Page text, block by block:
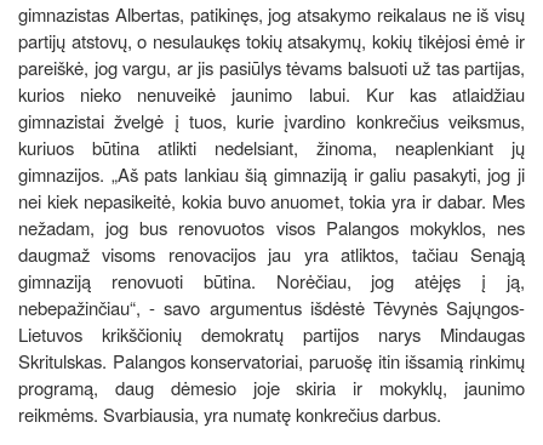
gimnazistas Albertas, patikinęs, jog atsakymo reikalaus ne iš visų
partijų atstovų, o nesulaukęs tokių atsakymų, kokių tikėjosi ėmė ir
pareiškė, jog vargu, ar jis pasiūlys tėvams balsuoti už tas partijas,
kurios nieko nenuveikė jaunimo labui. Kur kas atlaidžiau
gimnazistai žvelgė į tuos, kurie įvardino konkrečius veiksmus,
kuriuos būtina atlikti nedelsiant, žinoma, neaplenkiant jų
gimnazijos. „Aš pats lankiau šią gimnaziją ir galiu pasakyti, jog ji
nei kiek nepasikeitė, kokia buvo anuomet, tokia yra ir dabar. Mes
nežadam, jog bus renovuotos visos Palangos mokyklos, nes
daugmaž visoms renovacijos jau yra atliktos, tačiau Senąją
gimnaziją renovuoti būtina. Norėčiau, jog atėjęs į ją,
nebepažinčiau“, - savo argumentus išdėstė Tėvynės Sajųngos-
Lietuvos krikščionių demokratų partijos narys Mindaugas
Skritulskas. Palangos konservatoriai, paruošę itin išsamią rinkimų
programą, daug dėmesio joje skiria ir mokyklų, jaunimo
reikmėms. Svarbiausia, yra numatę konkrečius darbus.